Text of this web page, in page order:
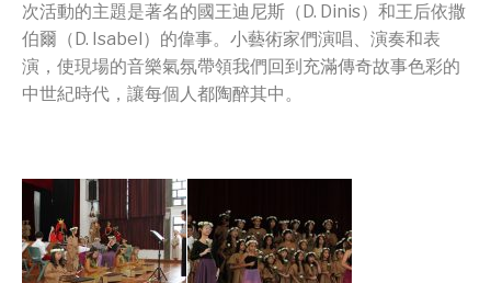
次活動的主題是著名的國王迪尼斯（D. Dinis）和王后依撒
伯爾（D. Isabel）的偉事。小藝術家們演唱、演奏和表
演，使現場的音樂氣氛帶領我們回到充滿傳奇故事色彩的
中世紀時代，讓每個人都陶醉其中。